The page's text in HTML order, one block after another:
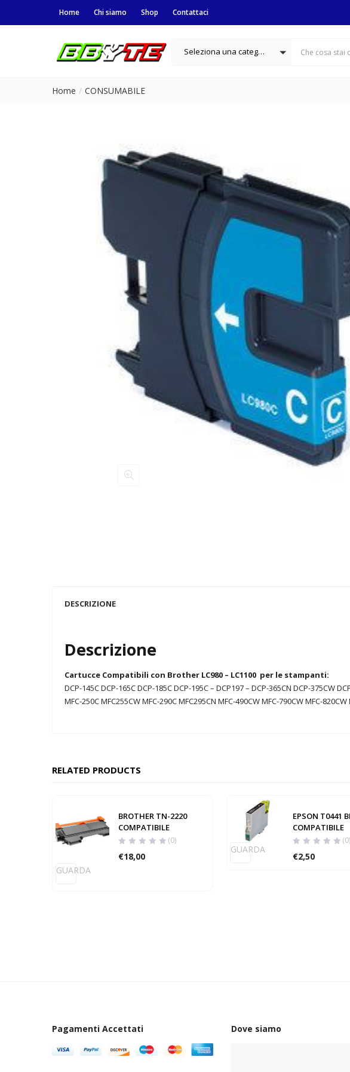
Home Chi siamo Shop Contattaci
Seleziona una categoria
Home CONSUMABILE
DESCRIZIONE
Descrizione
Cartucce Compatibili con Brother LC980 – LC1100 per le stampanti:
DCP-145C DCP-165C DCP-185C DCP-195C – DCP197 – DCP-365CN DCP-375CW
MFC-250C MFC255CW MFC-290C MFC295CN MFC-490CW MFC-790CW MFC-
RELATED PRODUCTS
GUARDA
BROTHER TN-2220
COMPATIBILE
(0)
€18,00
GUARDA
EPSON T0441
COMPATIBILE
(0)
€2,50
Pagamenti Accettati Dove siamo